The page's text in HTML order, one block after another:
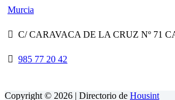
Murcia
C/ CARAVACA DE LA CRUZ Nº 71
985 77 20 42
Copyright © 2026 | Directorio de Housint